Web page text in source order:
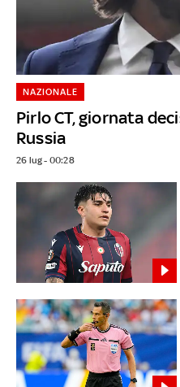
Pirlo CT, giornata
Russia
NAZIONALE
26 lug - 00:28